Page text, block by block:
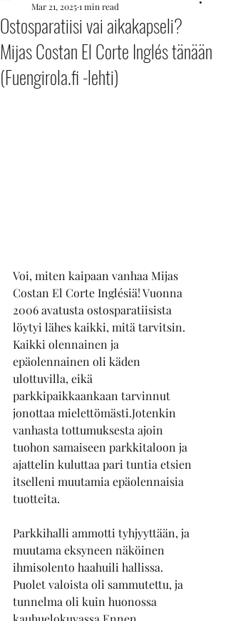
Ostosparatiisi vai aikakapseli?
Mijas Costan El Corte Inglés tänään
(Fuengirola.fi -lehti)
Mar 21, 20251 min read
Voi, miten kaipaan vanhaa Mijas
Costan El Corte Inglésiä! Vuonna
2006 avatusta ostosparatiisista
löytyi lähes kaikki, mitä tarvitsin.
Kaikki olennainen ja
epäolennainen oli käden
ulottuvilla, eikä
parkkipaikkaankaan tarvinnut
jonottaa mielettömästi.Jotenkin
vanhasta tottumuksesta ajoin
tuohon samaiseen parkkitaloon ja
ajattelin kuluttaa pari tuntia etsien
itselleni muutamia epäolennaisia
tuotteita.
Parkkihalli ammotti tyhjyyttään, ja
muutama eksyneen näköinen
ihmisolento haahuili hallissa.
Puolet valoista oli sammutettu, ja
tunnelma oli kuin huonossa